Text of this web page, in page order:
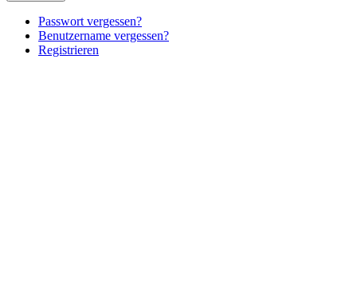
Passwort vergessen?
Benutzername vergessen?
Registrieren